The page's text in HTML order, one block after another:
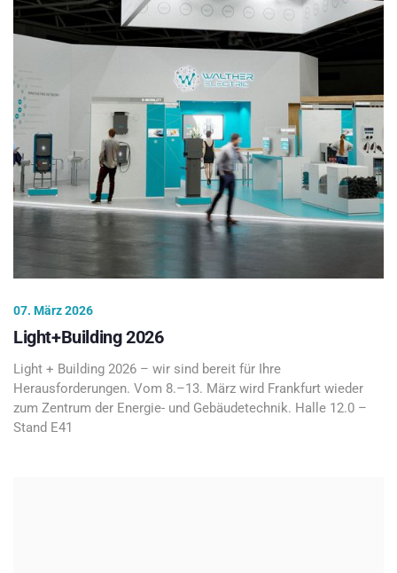
07. März 2026
Light+Building 2026
Light + Building 2026 – wir sind bereit für Ihre
Herausforderungen. Vom 8.–13. März wird Frankfurt wieder
zum Zentrum der Energie- und Gebäudetechnik. Halle 12.0 –
Stand E41